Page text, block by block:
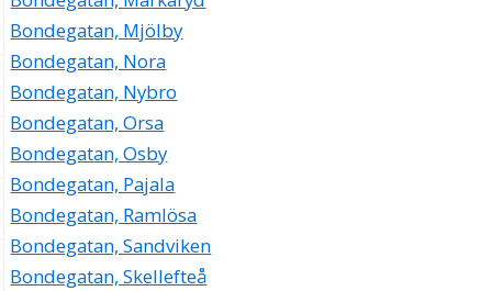
Bondegatan, Mjölby
Bondegatan, Nora
Bondegatan, Nybro
Bondegatan, Orsa
Bondegatan, Osby
Bondegatan, Pajala
Bondegatan, Ramlösa
Bondegatan, Sandviken
Bondegatan, Skellefteå